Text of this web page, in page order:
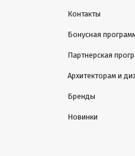
Контакты
Бонусная
Партнерская
Архитекторам и
Бренды
Новинки